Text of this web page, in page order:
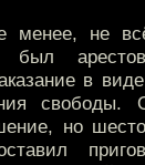
менее, не
был
в
свободы.
но